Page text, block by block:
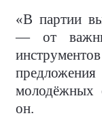
«В партии
— от
молодёжных
он.